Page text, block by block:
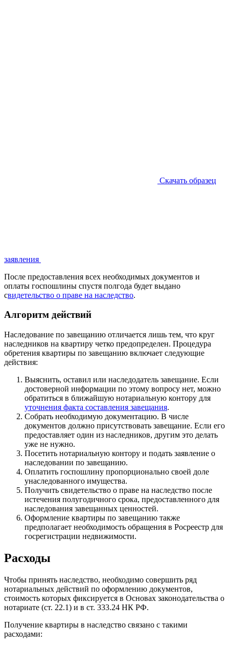
Скачать образец
заявления
После предоставления всех необходимых документов и
оплаты госпошлины спустя полгода будет выдано
свидетельство о праве на наследство.
Алгоритм действий
Наследование по завещанию отличается лишь тем, что круг
наследников на квартиру четко предопределен. Процедура
обретения квартиры по завещанию включает следующие
действия:
Выяснить, оставил или наследодатель завещание. Если
достоверной информации по этому вопросу нет, можно
обратиться в ближайшую нотариальную контору для
уточнения факта составления завещания.
Собрать необходимую документацию. В числе
документов должно присутствовать завещание. Если его
предоставляет один из наследников, другим это делать
уже не нужно.
Посетить нотариальную контору и подать заявление о
наследовании по завещанию.
Оплатить госпошлину пропорционально своей доле
унаследованного имущества.
Получить свидетельство о праве на наследство после
истечения полугодичного срока, предоставленного для
наследования завещанных ценностей.
Оформление квартиры по завещанию также
предполагает необходимость обращения в Росреестр для
госрегистрации недвижимости.
Расходы
Чтобы принять наследство, необходимо совершить ряд
нотариальных действий по оформлению документов,
стоимость которых фиксируется в Основах законодательства о
нотариате (ст. 22.1) и в ст. 333.24 НК РФ.
Получение квартиры в наследство связано с такими
расходами: